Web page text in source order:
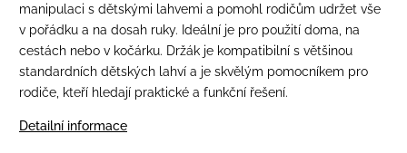
manipulaci s dětskými lahvemi a pomohl rodičům udržet vše
v pořádku a na dosah ruky. Ideální je pro použití doma, na
cestách nebo v kočárku. Držák je kompatibilní s většinou
standardních dětských lahví a je skvělým pomocníkem pro
rodiče, kteří hledají praktické a funkční řešení.
Detailní informace